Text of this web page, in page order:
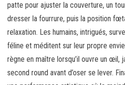
patte pour ajuster la couverture, un
dresser la fourrure, puis la position
relaxation. Les humains, intrigués,
féline et méditent sur leur propre
règne en maître lorsqu’il ouvre un œil,
second round avant d’oser se lever.